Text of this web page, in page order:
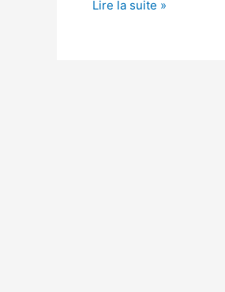
Choix
Lire la suite »